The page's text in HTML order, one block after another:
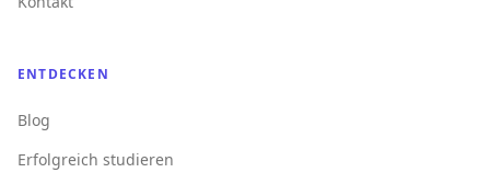
ENTDECKEN
Blog
Erfolgreich studieren